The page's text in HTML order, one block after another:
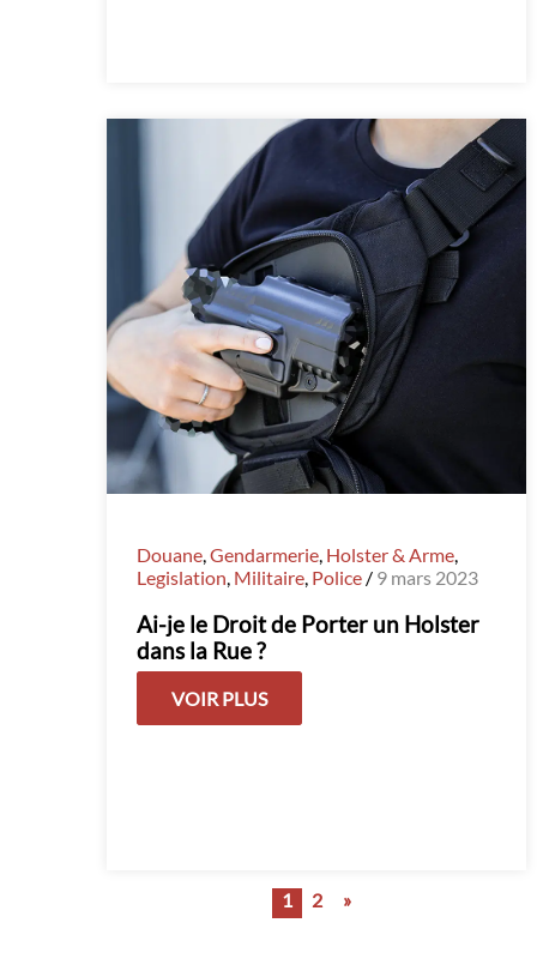
Douane,Gendarmerie, Holster & Arme,
Legislation, Militaire, Police / 9 mars 2023
Ai-je le Droit de Porter un Holster
dans la Rue ?
VOIR PLUS
1 2 »